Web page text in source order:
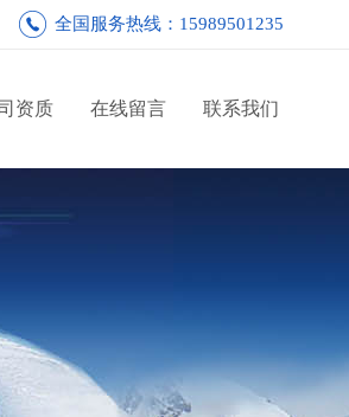
全国服务热线：15989501235
资质 在线留言 联系我们